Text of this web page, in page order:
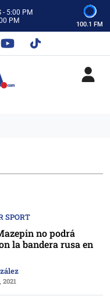
- 5:00 PM
PM
EQUIPO
- 5:00 PM
PM
100.1 FM
SPORT
no podrá
la bandera rusa en
2021